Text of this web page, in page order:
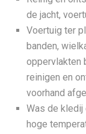
de jacht,
Voertuig ter
banden,
oppervlakten
reinigen en
voorhand
Was de kledij
hoge